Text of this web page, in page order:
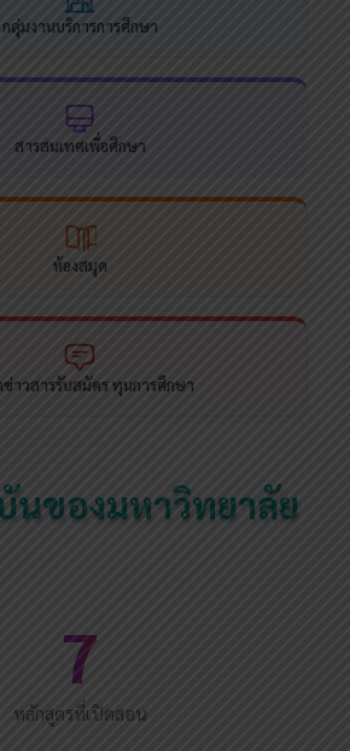
กลุ่มงานบริการการศึกษา
สารสนเทศเพื่อศึกษา
ห้องสมุด
าวสารรับสมัคร ทุนการศึกษา
นของมหาวิทยาลัย
7
หลักสูตรที่เปิดสอน